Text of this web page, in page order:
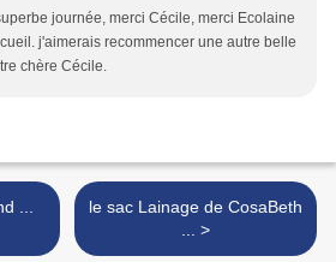
journée, merci Cécile, merci Ecolaine
j'aimerais recommencer une autre belle
chère Cécile.
...
le sac Lainage de CosaBeth
... >